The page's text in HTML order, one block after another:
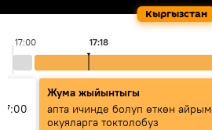
Кыргызстан
17:00 17:18
Жума жыйынтыгы
апта ичинде болуп өткөн айрым
окуяларга токтолобуз